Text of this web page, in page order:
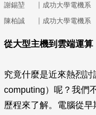
謝錫堃 ｜ 成功大學電機系
陳柏誠
｜ 成功大學電機系
從大型主機到雲端運算
究竟什麼是近來熱烈
computing）呢？我們
歷程來了解。電腦從